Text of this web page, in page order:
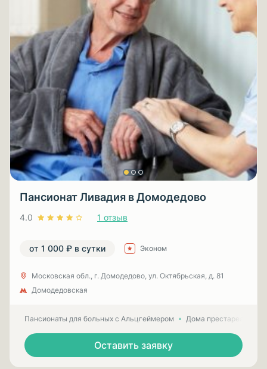
Пансионат Ливадия в Домодедово
4.0 1 отзыв
от 1 000 ₽ в сутки Эконом
Московская обл., г. Домодедово, ул. Октябрьская, д. 81
Домодедовская
Пансионаты для больных с Альцгеймером Дома престарелых
Оставить заявку